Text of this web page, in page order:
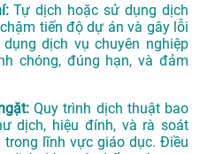
Tự dịch hoặc sử dụng dịch
tiến độ dự án và gây lỗi
dịch vụ chuyên nghiệp
chóng, đúng hạn, và đảm
Quy trình dịch thuật bao
dịch, hiệu đính, và rà soát
lĩnh vực giáo dục. Điều